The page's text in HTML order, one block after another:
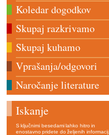
Koledar dogodkov
Skupaj razkrivamo
Skupaj kuhamo
Vprašanja/odgovori
Naročanje literature
Iskanje
S ključnimi besedami lahko hitro in
enostavno pridete do željenih informacij.